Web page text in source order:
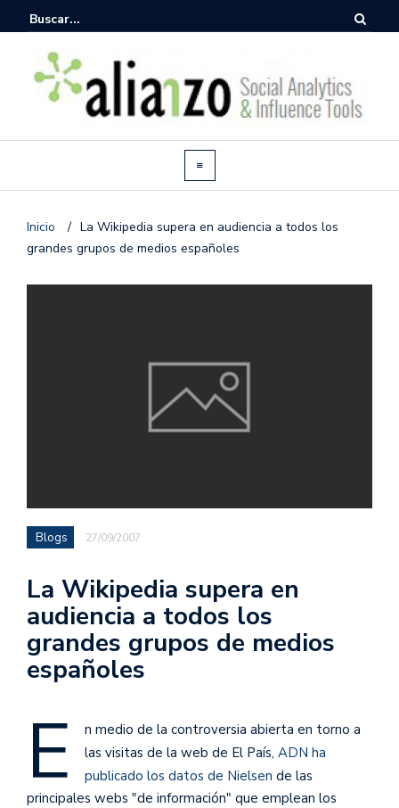
Inicio / La Wikipedia supera en audiencia a todos los
grandes grupos de medios españoles
Blogs 27/09/2007
La Wikipedia supera en
audiencia a todos los
grandes grupos de medios
españoles
E
n medio de la controversia abierta en torno a
las visitas de la web de El País, ADN ha
publicado los datos de Nielsen de las
principales webs "de información" que emplean los